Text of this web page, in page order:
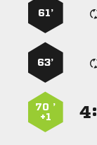
61’
63’
:
70 ’
+1